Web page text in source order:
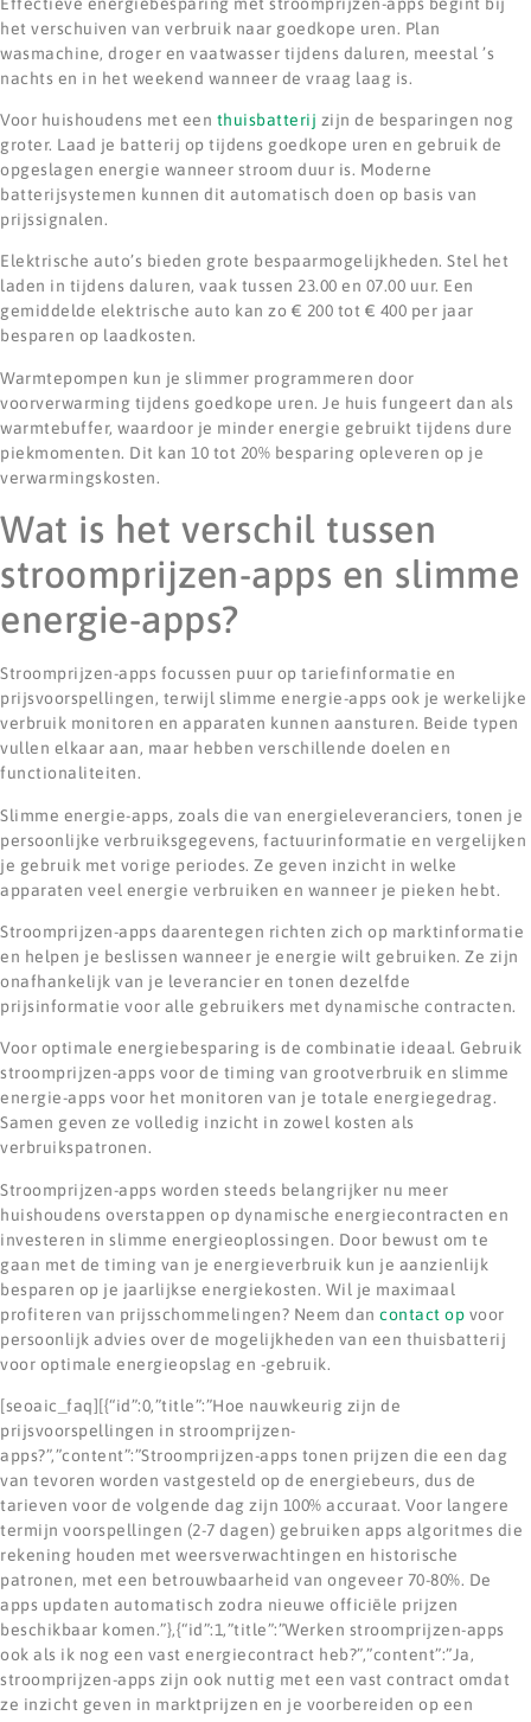
het verschuiven van verbruik naar goedkope uren. Plan
wasmachine, droger en vaatwasser tijdens daluren, meestal ’s
nachts en in het weekend wanneer de vraag laag is.
Voor huishoudens met een thuisbatterij zijn de besparingen nog
groter. Laad je batterij op tijdens goedkope uren en gebruik de
opgeslagen energie wanneer stroom duur is. Moderne
batterijsystemen kunnen dit automatisch doen op basis van
prijssignalen.
Elektrische auto’s bieden grote bespaarmogelijkheden. Stel het
laden in tijdens daluren, vaak tussen 23.00 en 07.00 uur. Een
gemiddelde elektrische auto kan zo € 200 tot € 400 per jaar
besparen op laadkosten.
Warmtepompen kun je slimmer programmeren door
voorverwarming tijdens goedkope uren. Je huis fungeert dan als
warmtebuffer, waardoor je minder energie gebruikt tijdens dure
piekmomenten. Dit kan 10 tot 20% besparing opleveren op je
verwarmingskosten.
Wat is het verschil tussen
stroomprijzen-apps en slimme
energie-apps?
Stroomprijzen-apps focussen puur op tariefinformatie en
prijsvoorspellingen, terwijl slimme energie-apps ook je werkelijke
verbruik monitoren en apparaten kunnen aansturen. Beide typen
vullen elkaar aan, maar hebben verschillende doelen en
functionaliteiten.
Slimme energie-apps, zoals die van energieleveranciers, tonen je
persoonlijke verbruiksgegevens, factuurinformatie en vergelijken
je gebruik met vorige periodes. Ze geven inzicht in welke
apparaten veel energie verbruiken en wanneer je pieken hebt.
Stroomprijzen-apps daarentegen richten zich op marktinformatie
en helpen je beslissen wanneer je energie wilt gebruiken. Ze zijn
onafhankelijk van je leverancier en tonen dezelfde
prijsinformatie voor alle gebruikers met dynamische contracten.
Voor optimale energiebesparing is de combinatie ideaal. Gebruik
stroomprijzen-apps voor de timing van grootverbruik en slimme
energie-apps voor het monitoren van je totale energiegedrag.
Samen geven ze volledig inzicht in zowel kosten als
verbruikspatronen.
Stroomprijzen-apps worden steeds belangrijker nu meer
huishoudens overstappen op dynamische energiecontracten en
investeren in slimme energieoplossingen. Door bewust om te
gaan met de timing van je energieverbruik kun je aanzienlijk
besparen op je jaarlijkse energiekosten. Wil je maximaal
profiteren van prijsschommelingen? Neem dan contact op voor
persoonlijk advies over de mogelijkheden van een thuisbatterij
voor optimale energieopslag en -gebruik.
[seoaic_faq][{“id”:0,”title”:”Hoe nauwkeurig zijn de
prijsvoorspellingen in stroomprijzen-
apps?”,”content”:”Stroomprijzen-apps tonen prijzen die een dag
van tevoren worden vastgesteld op de energiebeurs, dus de
tarieven voor de volgende dag zijn 100% accuraat. Voor langere
termijn voorspellingen (2-7 dagen) gebruiken apps algoritmes die
rekening houden met weersverwachtingen en historische
patronen, met een betrouwbaarheid van ongeveer 70-80%. De
apps updaten automatisch zodra nieuwe officiële prijzen
beschikbaar komen.”},{“id”:1,”title”:”Werken stroomprijzen-apps
ook als ik nog een vast energiecontract heb?”,”content”:”Ja,
stroomprijzen-apps zijn ook nuttig met een vast contract omdat
ze inzicht geven in marktprijzen en je voorbereiden op een